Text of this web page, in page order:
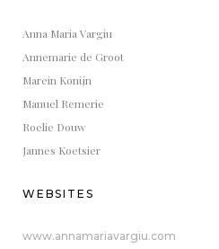
Anna Maria Vargiu
Annemarie de Groot
Marein Konijn
Manuel Remerie
Roelie Douw
Jannes Koetsier
WEBSITES
www.annamariavargiu.com